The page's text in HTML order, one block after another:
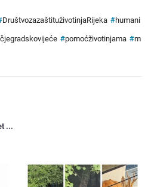
DruštvozazaštituživotinjaRijeka #humani
#pomoćživotinjama #m
...